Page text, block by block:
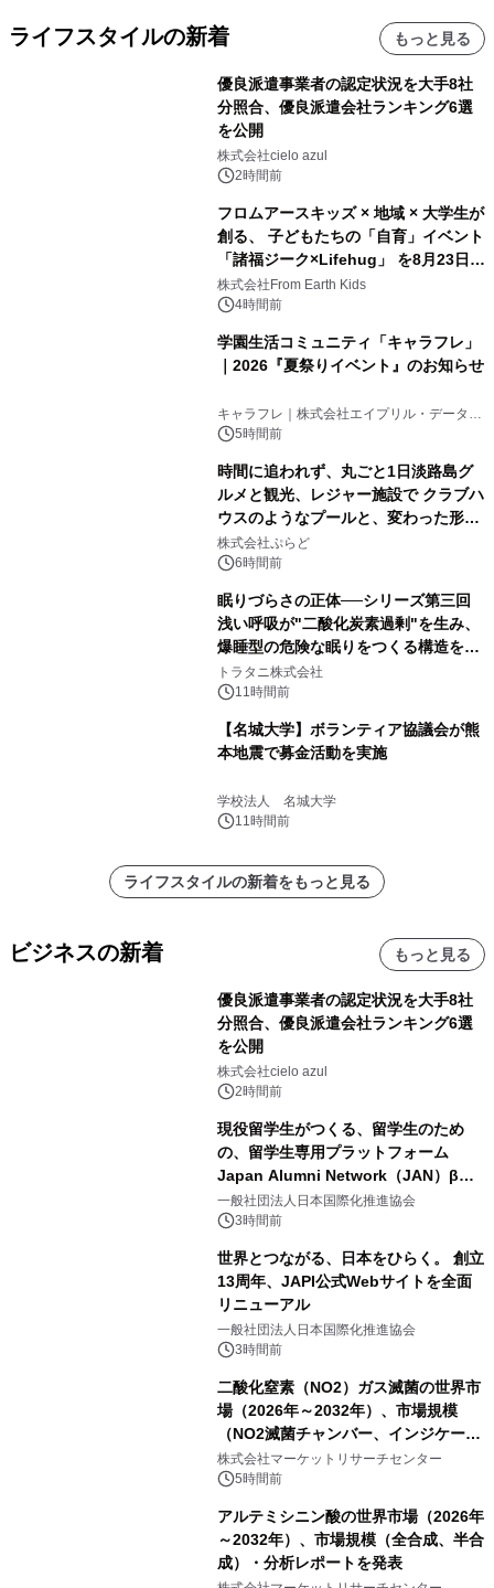
ライフスタイルの新着 もっと見る
優良派遣事業者の認定状況を大手8社
分照合、優良派遣会社ランキング6選
を公開
株式会社cielo azul
2時間前
フロムアースキッズ × 地域 × 大学生が
創る、 子どもたちの「自育」イベント
「諸福ジーク×Lifehug」 を8月23日
(日)開催
株式会社From Earth Kids
4時間前
学園生活コミュニティ「キャラフレ」
｜2026『夏祭りイベント』のお知らせ
キャラフレ｜株式会社エイプリル・データ・
デザインズ
5時間前
時間に追われず、丸ごと1日淡路島グ
ルメと観光、レジャー施設で クラブハ
ウスのようなプールと、変わった形の
サウナも 「THE BOXY AWAJI」のお
得な素泊まり連泊プランで
株式会社ぷらど
6時間前
眠りづらさの正体──シリーズ第三回
浅い呼吸が"二酸化炭素過剰"を生み、
爆睡型の危険な眠りをつくる構造を解
説
トラタニ株式会社
11時間前
【名城大学】ボランティア協議会が熊
本地震で募金活動を実施
学校法人 名城大学
11時間前
ライフスタイルの新着をもっと見る
ビジネスの新着 もっと見る
優良派遣事業者の認定状況を大手8社
分照合、優良派遣会社ランキング6選
を公開
株式会社cielo azul
2時間前
現役留学生がつくる、留学生のため
の、留学生専用プラットフォーム
Japan Alumni Network（JAN）β版
をリリース
一般社団法人日本国際化推進協会
3時間前
世界とつながる、日本をひらく。 創立
13周年、JAPI公式Webサイトを全面
リニューアル
一般社団法人日本国際化推進協会
3時間前
二酸化窒素（NO2）ガス滅菌の世界市
場（2026年～2032年）、市場規模
（NO2滅菌チャンバー、インジケータ
ーおよびモニタリングシステム、その
他）・分析レポートを発表
株式会社マーケットリサーチセンター
5時間前
アルテミシニン酸の世界市場（2026年
～2032年）、市場規模（全合成、半合
成）・分析レポートを発表